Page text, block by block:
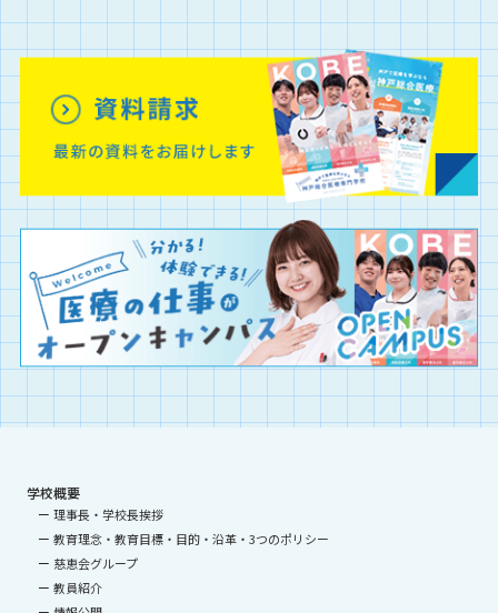
学校概要
理事長・学校長挨拶
教育理念・教育目標・目的・沿革・3つのポリシー
慈恵会グループ
教員紹介